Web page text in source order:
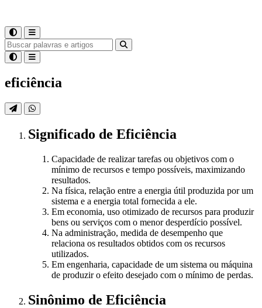
eficiência
Significado de Eficiência
Capacidade de realizar tarefas ou objetivos com o
mínimo de recursos e tempo possíveis, maximizando
resultados.
Na física, relação entre a energia útil produzida por um
sistema e a energia total fornecida a ele.
Em economia, uso otimizado de recursos para produzir
bens ou serviços com o menor desperdício possível.
Na administração, medida de desempenho que
relaciona os resultados obtidos com os recursos
utilizados.
Em engenharia, capacidade de um sistema ou máquina
de produzir o efeito desejado com o mínimo de perdas.
Sinônimo de Eficiência